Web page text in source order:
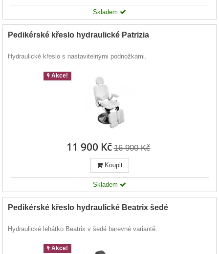
Skladem
Pedikérské křeslo hydraulické Patrizia
Hydraulické křeslo s nastavitelnými podnožkami.
Akce!
11 900 Kč 16 900 Kč
Koupit
Skladem
Pedikérské křeslo hydraulické Beatrix šedé
Hydraulické lehátko Beatrix v šedé barevné variantě.
Akce!